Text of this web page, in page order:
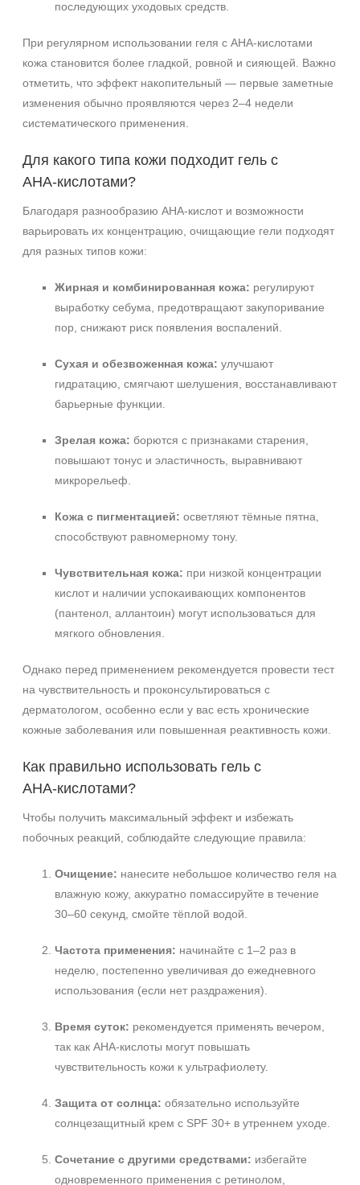
последующих уходовых средств.
При регулярном использовании геля с AHA‑кислотами
кожа становится более гладкой, ровной и сияющей. Важно
отметить, что эффект накопительный — первые заметные
изменения обычно проявляются через 2–4 недели
систематического применения.
Для какого типа кожи подходит гель с
AHA‑кислотами?
Благодаря разнообразию AHA‑кислот и возможности
варьировать их концентрацию, очищающие гели подходят
для разных типов кожи:
Жирная и комбинированная кожа: регулируют
выработку себума, предотвращают закупоривание
пор, снижают риск появления воспалений.
Сухая и обезвоженная кожа: улучшают
гидратацию, смягчают шелушения, восстанавливают
барьерные функции.
Зрелая кожа: борются с признаками старения,
повышают тонус и эластичность, выравнивают
микрорельеф.
Кожа с пигментацией: осветляют тёмные пятна,
способствуют равномерному тону.
Чувствительная кожа: при низкой концентрации
кислот и наличии успокаивающих компонентов
(пантенол, аллантоин) могут использоваться для
мягкого обновления.
Однако перед применением рекомендуется провести тест
на чувствительность и проконсультироваться с
дерматологом, особенно если у вас есть хронические
кожные заболевания или повышенная реактивность кожи.
Как правильно использовать гель с
AHA‑кислотами?
Чтобы получить максимальный эффект и избежать
побочных реакций, соблюдайте следующие правила:
Очищение: нанесите небольшое количество геля на
влажную кожу, аккуратно помассируйте в течение
30–60 секунд, смойте тёплой водой.
Частота применения: начинайте с 1–2 раз в
неделю, постепенно увеличивая до ежедневного
использования (если нет раздражения).
Время суток: рекомендуется применять вечером,
так как AHA‑кислоты могут повышать
чувствительность кожи к ультрафиолету.
Защита от солнца: обязательно используйте
солнцезащитный крем с SPF 30+ в утреннем уходе.
Сочетание с другими средствами: избегайте
одновременного применения с ретинолом,
+7 (929) 933-09-89